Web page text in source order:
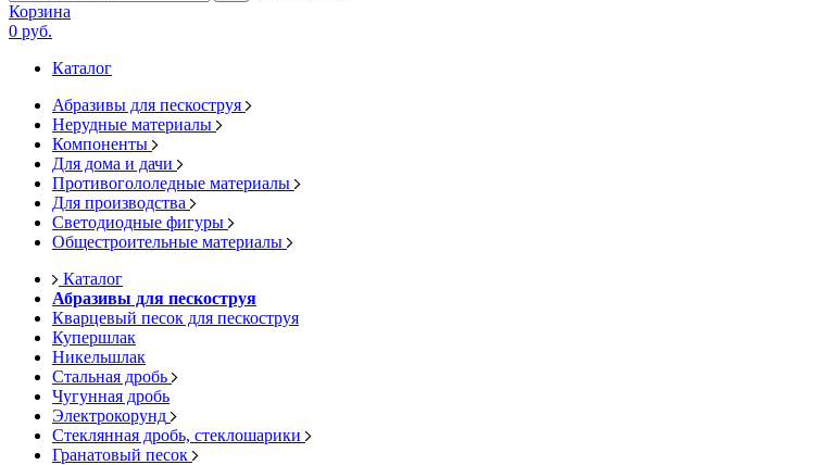
Корзина
0 руб.
Каталог
Абразивы для пескоструя
Нерудные материалы
Компоненты
Для дома и дачи
Противогололедные материалы
Для производства
Светодиодные фигуры
Общестроительные материалы
Каталог
Абразивы для пескоструя
Кварцевый песок для пескоструя
Купершлак
Никельшлак
Стальная дробь
Чугунная дробь
Электрокорунд
Стеклянная дробь, стеклошарики
Гранатовый песок